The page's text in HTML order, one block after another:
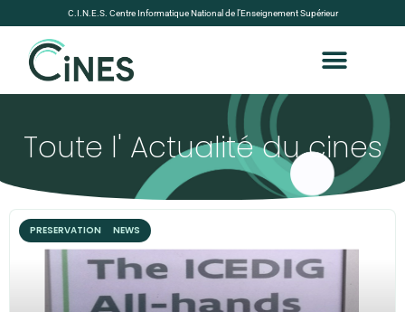
C.I.N.E.S. Centre Informatique National de l’Enseignement Supérieur
Toute l' Actualité du cines
PRESERVATION NEWS